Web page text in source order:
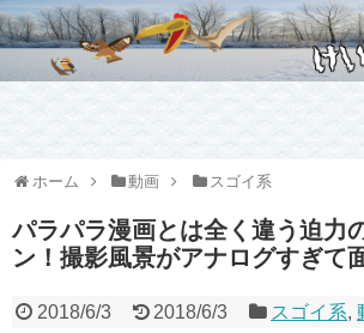
ホーム 動画 スゴイ系
パラパラ漫画とは全く違う迫力
ン！撮影風景がアナログすぎて
2018/6/3 2018/6/3 スゴイ系,